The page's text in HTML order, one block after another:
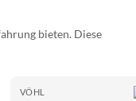
bieten. Diese
VÖHL